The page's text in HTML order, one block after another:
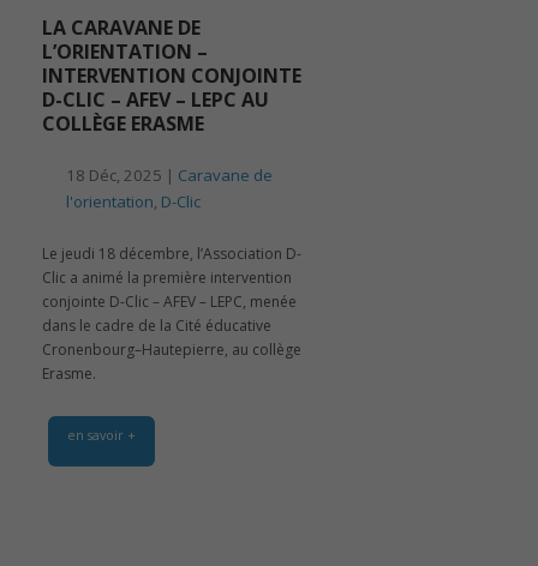
LA CARAVANE DE
L’ORIENTATION –
INTERVENTION CONJOINTE
D-CLIC – AFEV – LEPC AU
COLLÈGE ERASME
18 Déc, 2025 | Caravane de
l'orientation, D-Clic
Le jeudi 18 décembre, l’Association D-
Clic a animé la première intervention
conjointe D-Clic – AFEV – LEPC, menée
dans le cadre de la Cité éducative
Cronenbourg–Hautepierre, au collège
Erasme.
en savoir +